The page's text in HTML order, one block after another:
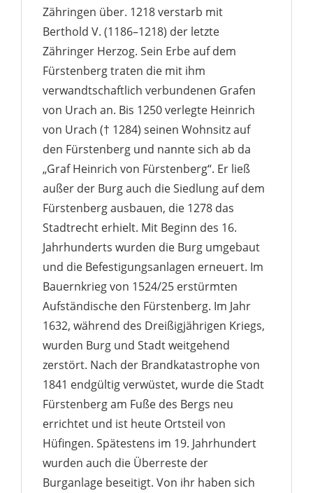
Zähringen über. 1218 verstarb mit
Berthold V. (1186–1218) der letzte
Zähringer Herzog. Sein Erbe auf dem
Fürstenberg traten die mit ihm
verwandtschaftlich verbundenen Grafen
von Urach an. Bis 1250 verlegte Heinrich
von Urach († 1284) seinen Wohnsitz auf
den Fürstenberg und nannte sich ab da
„Graf Heinrich von Fürstenberg“. Er ließ
außer der Burg auch die Siedlung auf dem
Fürstenberg ausbauen, die 1278 das
Stadtrecht erhielt. Mit Beginn des 16.
Jahrhunderts wurden die Burg umgebaut
und die Befestigungsanlagen erneuert. Im
Bauernkrieg von 1524/25 erstürmten
Aufständische den Fürstenberg. Im Jahr
1632, während des Dreißigjährigen Kriegs,
wurden Burg und Stadt weitgehend
zerstört. Nach der Brandkatastrophe von
1841 endgültig verwüstet, wurde die Stadt
Fürstenberg am Fuße des Bergs neu
errichtet und ist heute Ortsteil von
Hüfingen. Spätestens im 19. Jahrhundert
wurden auch die Überreste der
Burganlage beseitigt. Von ihr haben sich